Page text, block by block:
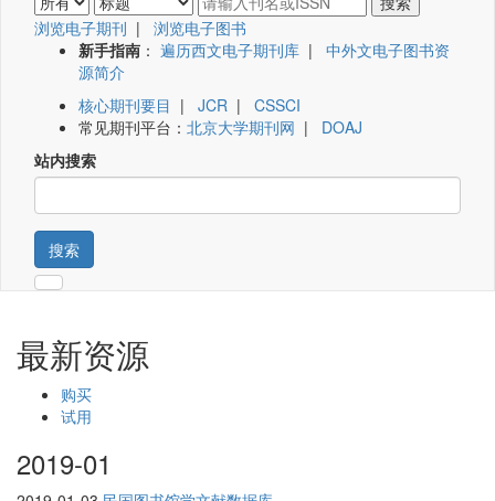
浏览电子期刊 | 浏览电子图书
新手指南 ： 遍历西文电子期刊库 | 中外文电子图书资
源简介
核心期刊要目 | JCR | CSSCI
常见期刊平台： 北京大学期刊网 | DOAJ
站内搜索
搜索
最新资源
购买
试用
2019-01